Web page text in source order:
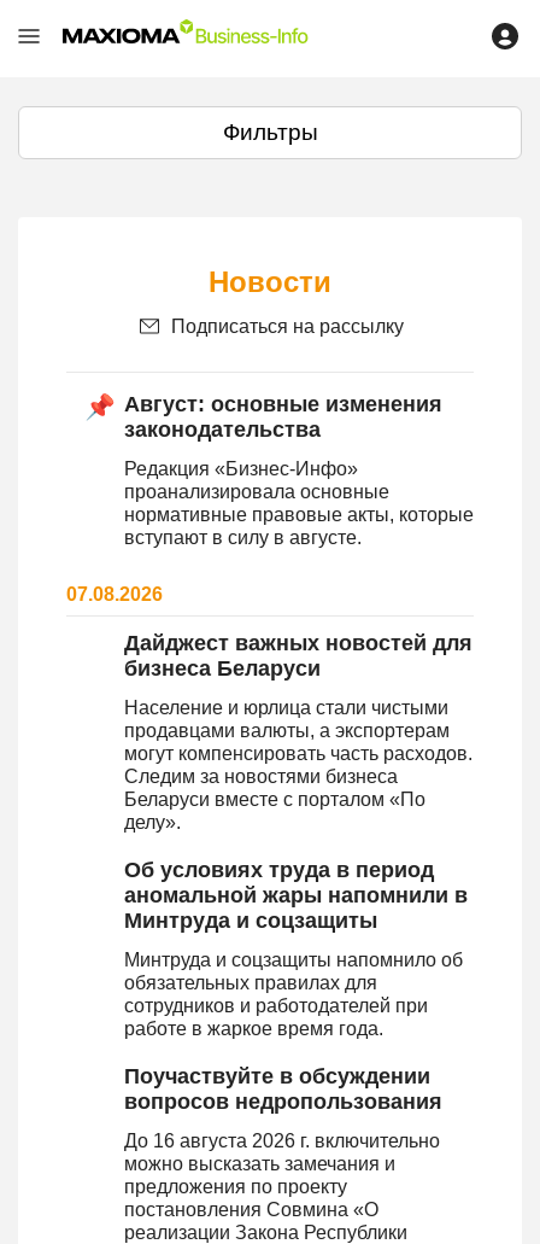
Фильтры
Новости
Подписаться на рассылку
Август: основные изменения
законодательства
Редакция «Бизнес-Инфо»
проанализировала основные
нормативные правовые акты, которые
вступают в силу в августе.
07.08.2026
Дайджест важных новостей для
бизнеса Беларуси
Население и юрлица стали чистыми
продавцами валюты, а экспортерам
могут компенсировать часть расходов.
Следим за новостями бизнеса
Беларуси вместе с порталом «По
делу».
Об условиях труда в период
аномальной жары напомнили в
Минтруда и соцзащиты
Минтруда и соцзащиты напомнило об
обязательных правилах для
сотрудников и работодателей при
работе в жаркое время года.
Поучаствуйте в обсуждении
вопросов недропользования
До 16 августа 2026 г. включительно
можно высказать замечания и
предложения по проекту
постановления Совмина «О
реализации Закона Республики